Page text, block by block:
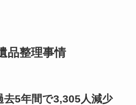
品整理事情
去5年間で3,305人減少